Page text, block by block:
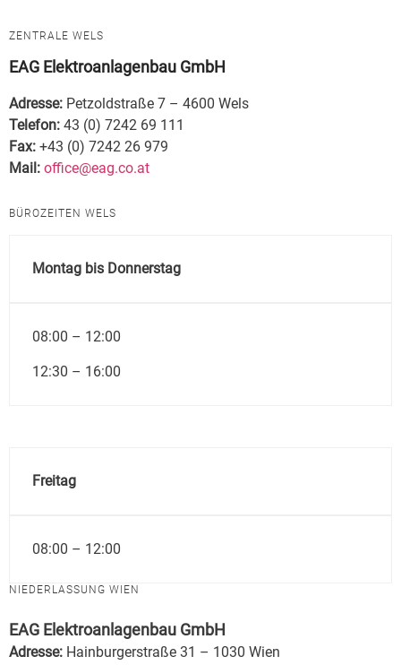
ZENTRALE WELS
EAG Elektroanlagenbau GmbH
Adresse: Petzoldstraße 7 – 4600 Wels
Telefon: 43 (0) 7242 69 111
Fax: +43 (0) 7242 26 979
Mail: office@eag.co.at
BÜROZEITEN WELS
Montag bis Donnerstag
08:00 – 12:00
12:30 – 16:00
Freitag
08:00 – 12:00
NIEDERLASSUNG WIEN
EAG Elektroanlagenbau GmbH
Adresse: Hainburgerstraße 31 – 1030 Wien